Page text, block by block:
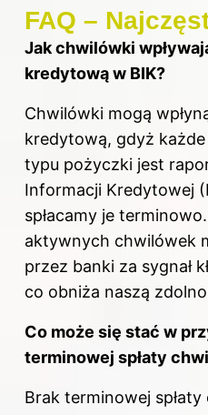
FAQ –
Jak chwilówki
kredytową w BIK?
Chwilówki mogą
kredytową, gdyż
typu pożyczki jest
Informacji Kredytowej
spłacamy je
aktywnych chwilówek
przez banki za sygnał
co obniża naszą
Co może się stać w
terminowej spłaty
Brak terminowej